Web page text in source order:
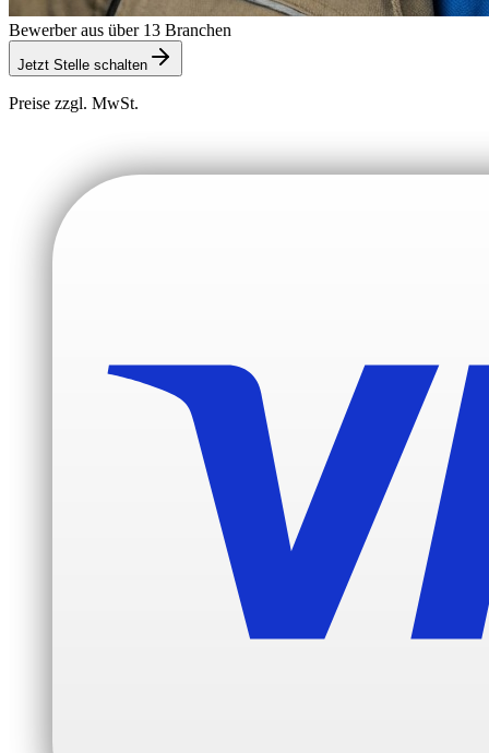
Bewerber aus über 13 Branchen
Jetzt Stelle schalten
Preise zzgl. MwSt.